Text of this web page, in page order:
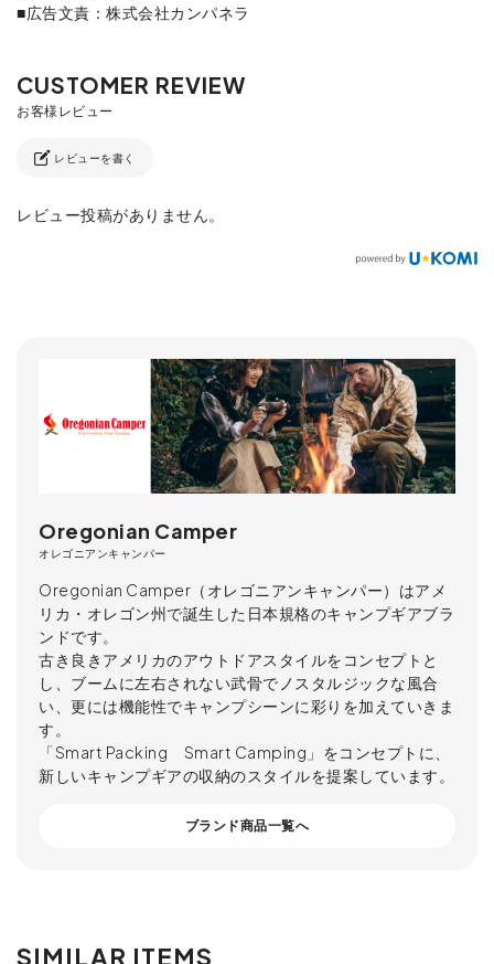
■広告文責：株式会社カンパネラ
レビューを書く
レビュー投稿がありません。
Oregonian Camper
オレゴニアンキャンパー
Oregonian Camper（オレゴニアンキャンパー）はアメ
リカ・オレゴン州で誕生した日本規格のキャンプギアブラ
ンドです。
古き良きアメリカのアウトドアスタイルをコンセプトと
し、ブームに左右されない武骨でノスタルジックな風合
い、更には機能性でキャンプシーンに彩りを加えていきま
す。
「Smart Packing Smart Camping」をコンセプトに、
新しいキャンプギアの収納のスタイルを提案しています。
ブランド商品一覧へ
SIMILAR ITEMS